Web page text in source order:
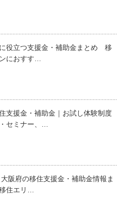
役立つ支援金・補助金まとめ 移
におすす…
支援金・補助金｜お試し体験制度
セミナー、…
阪府の移住支援金・補助金情報ま
住エリ…